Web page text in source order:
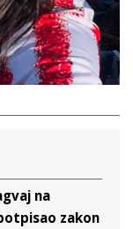
na
zakon